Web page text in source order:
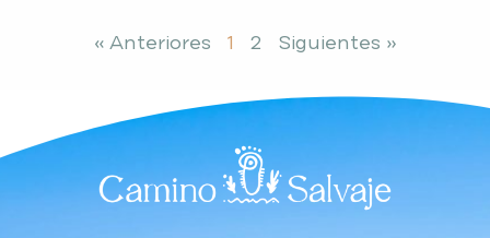
« Anteriores 1 2 Siguientes »